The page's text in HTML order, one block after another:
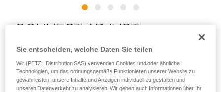
Klettern und Bergsteigen
Das zum Klettern und Bergsteigen bestimmte CONNECT
Sie entscheiden, welche Daten Sie teilen
Wir (PETZL Distribution SAS) verwenden Cookies und/oder ähnliche
Technologien, um das ordnungsgemäße Funktionieren unserer Website zu
gewährleisten, unsere Inhalte und Anzeigen individuell zu gestalten und
unseren Datenverkehr zu analysieren. Wir geben auch Informationen über Ihr